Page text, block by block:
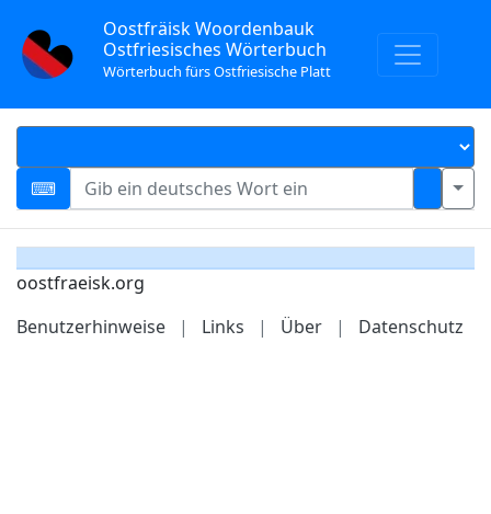
Oostfräisk Woordenbauk
Ostfriesisches Wörterbuch
Wörterbuch fürs Ostfriesische Platt
oostfraeisk.org
Benutzerhinweise
| Links | Über | Datenschutz